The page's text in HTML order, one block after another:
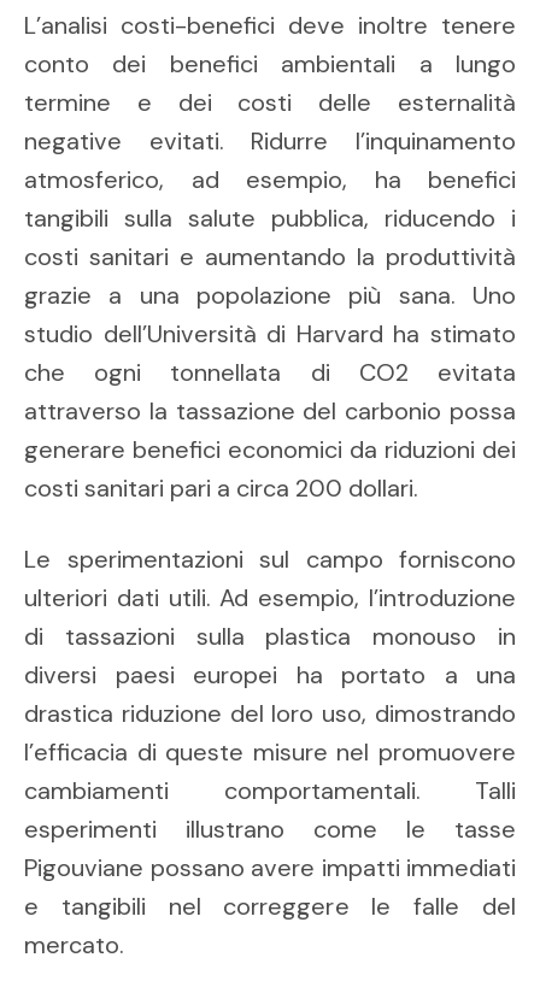
L’analisi costi-benefici deve inoltre tenere
conto dei benefici ambientali a lungo
termine e dei costi delle esternalità
negative evitati. Ridurre l’inquinamento
atmosferico, ad esempio, ha benefici
tangibili sulla salute pubblica, riducendo i
costi sanitari e aumentando la produttività
grazie a una popolazione più sana. Uno
studio dell’Università di Harvard ha stimato
che ogni tonnellata di CO2 evitata
attraverso la tassazione del carbonio possa
generare benefici economici da riduzioni dei
costi sanitari pari a circa 200 dollari.
Le sperimentazioni sul campo forniscono
ulteriori dati utili. Ad esempio, l’introduzione
di tassazioni sulla plastica monouso in
diversi paesi europei ha portato a una
drastica riduzione del loro uso, dimostrando
l’efficacia di queste misure nel promuovere
cambiamenti comportamentali. Talli
esperimenti illustrano come le tasse
Pigouviane possano avere impatti immediati
e tangibili nel correggere le falle del
mercato.